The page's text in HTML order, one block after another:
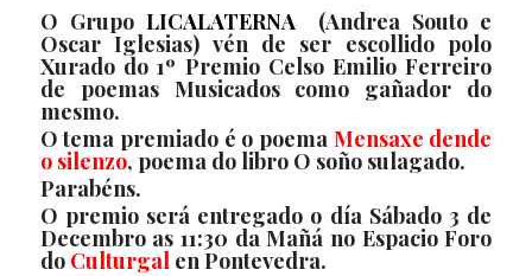
O GrupoLICALATERNA (Andrea Souto e
Oscar Iglesias) vén de ser escollido polo
Xurado do1º Premio Celso Emilio Ferreiro
de poemas Musicadoscomo gañador do
mesmo.
O tema premiado é o poema Mensaxe dende
o silenzo, poema do libro O soño sulagado.
Parabéns.
O premio será entregado o día Sábado 3 de
Decembro as 11:30 da Mañá no Espacio Foro
do Culturgal en Pontevedra.